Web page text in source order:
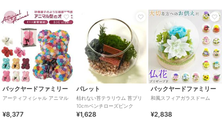
バックヤードファミリー
アーティフィシャル アニマル
¥8,377
パレット
枯れない苔テラリウム 苔プリ
10cmベンチローズピンク
¥1,628
バックヤードファミリー
和風スフィアガラスドーム
¥2,838